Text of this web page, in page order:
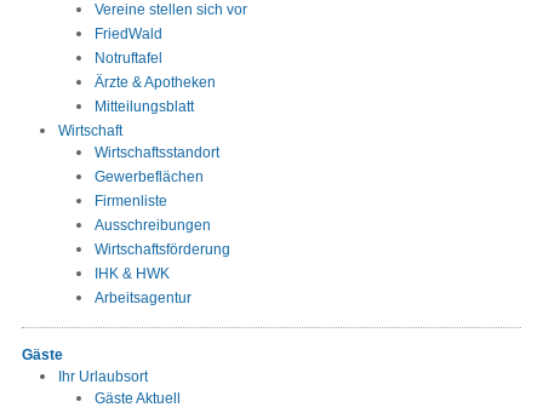
Vereine stellen sich vor
FriedWald
Notruftafel
Ärzte & Apotheken
Mitteilungsblatt
Wirtschaft
Wirtschaftsstandort
Gewerbeflächen
Firmenliste
Ausschreibungen
Wirtschaftsförderung
IHK & HWK
Arbeitsagentur
Gäste
Ihr Urlaubsort
Gäste Aktuell